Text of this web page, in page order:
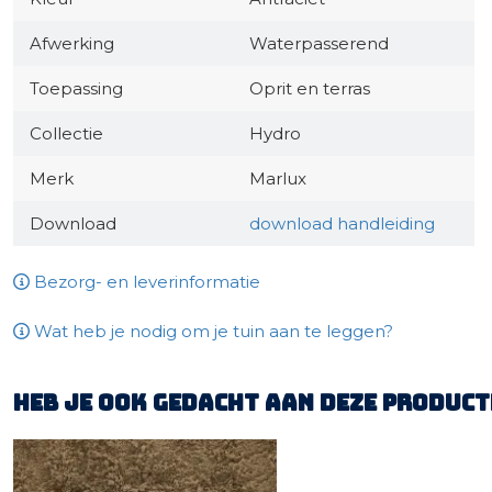
Afwerking Waterpasserend
Toepassing Oprit en terras
Collectie Hydro
Merk Marlux
Download download handleiding
Bezorg- en leverinformatie
Wat heb je nodig om je tuin aan te leggen?
Heb je ook gedacht aan deze